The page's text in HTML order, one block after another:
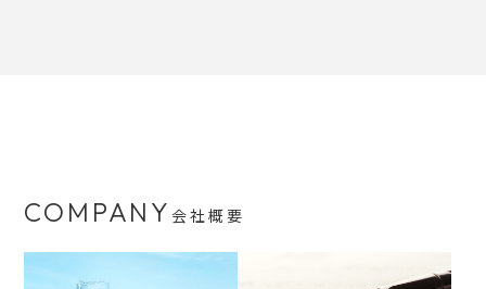
COMPANY 会社概要